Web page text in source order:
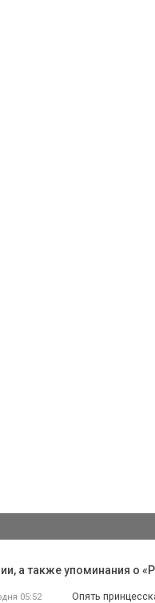
а также упоминания о
05:52 Опять